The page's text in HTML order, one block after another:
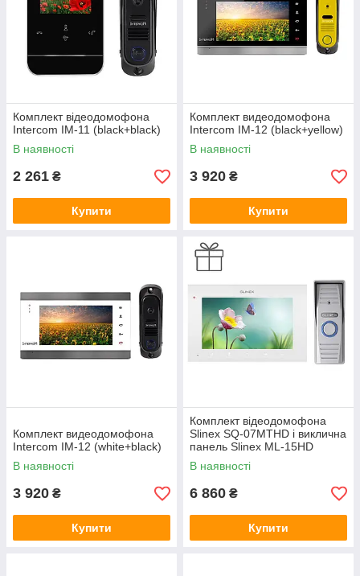
Комплект відеодомофона
Intercom IM-11 (black+black)
В наявності
2 261 ₴
Купити
Комплект видеодомофона
Intercom IM-12 (black+уellow)
В наявності
3 920 ₴
Купити
Комплект видеодомофона
Intercom IM-12 (white+black)
В наявності
3 920 ₴
Купити
Комплект відеодомофона
Slinex SQ-07MTHD і виклична
панель Slinex ML-15HD
В наявності
6 860 ₴
Купити